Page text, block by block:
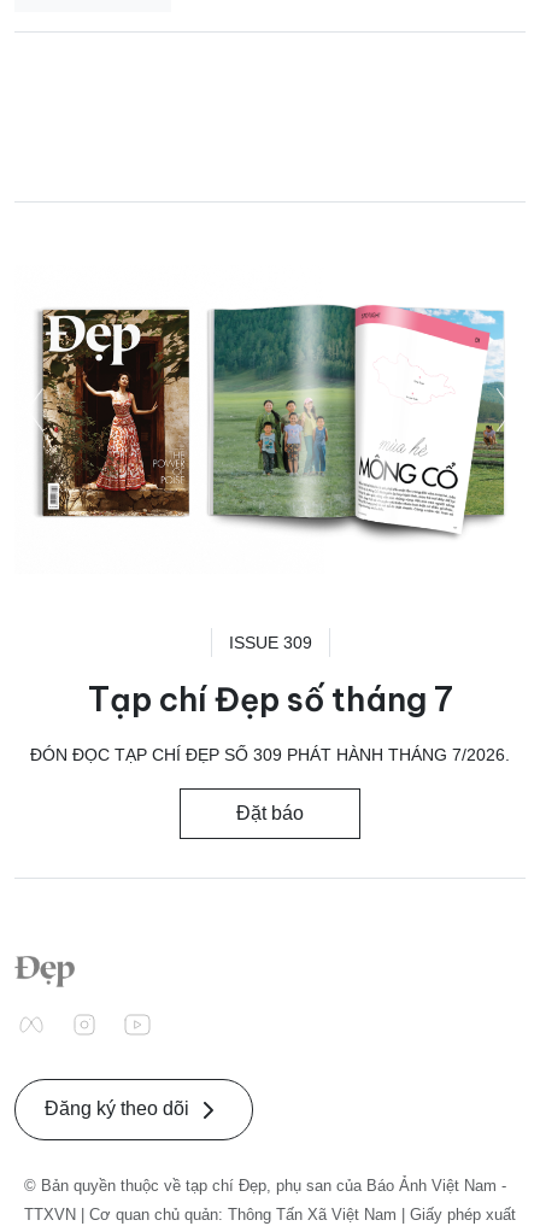
ISSUE 309
Tạp chí Đẹp số tháng 7
ĐÓN ĐỌC TẠP CHÍ ĐẸP SỐ 309 PHÁT HÀNH THÁNG 7/2026.
Đặt báo
Đăng ký theo dõi
© Bản quyền thuộc về tạp chí Đẹp, phụ san của Báo Ảnh Việt Nam -
TTXVN | Cơ quan chủ quản: Thông Tấn Xã Việt Nam | Giấy phép xuất